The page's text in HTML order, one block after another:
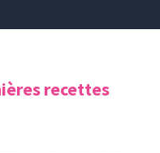
recettes